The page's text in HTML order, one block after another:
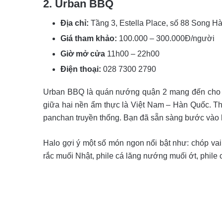
2. Urban BBQ
Địa chỉ: Tầng 3, Estella Place, số 88 Song
Giá tham khảo: 100.000 – 300.000Đ/người
Giờ mở cửa 11h00 – 22h00
Điện thoại: 028 7300 2790
Urban BBQ là quán nướng quận 2 mang đến
giữa hai nền ẩm thực là Việt Nam – Hàn Quốc.
panchan truyền thống. Bạn đã sẵn sàng bước
Halo gợi ý một số món ngon nổi bật như: chóp
rắc muối Nhật, phile cá lăng nướng muối ớt, phile